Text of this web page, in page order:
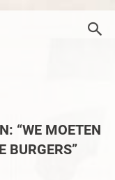
“WE MOETEN
BURGERS”